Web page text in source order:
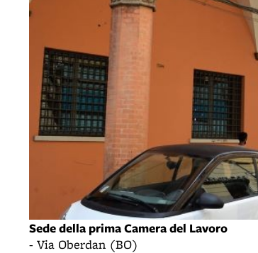
Sede della prima Camera del Lavoro
- Via Oberdan (BO)